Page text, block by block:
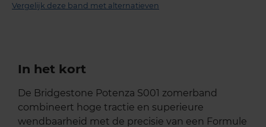
Vergelijk deze band met alternatieven
In het kort
De Bridgestone Potenza S001 zomerband
combineert hoge tractie en superieure
wendbaarheid met de precisie van een Formule